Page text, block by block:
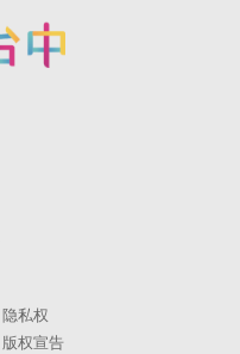
隐私权
版权宣告